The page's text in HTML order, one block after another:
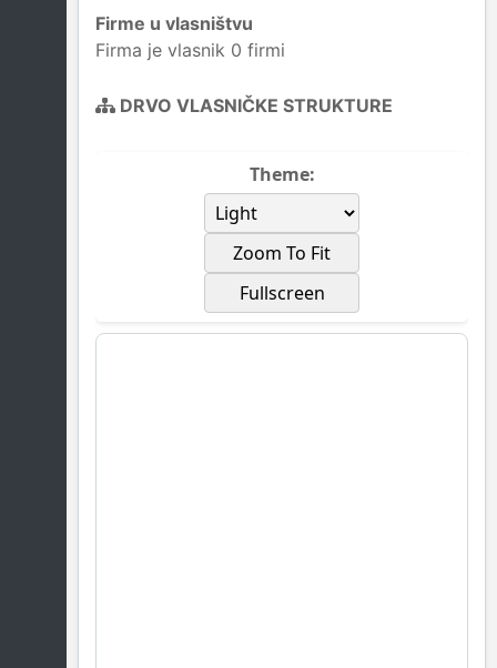
Firme u vlasništvu
Firma je vlasnik 0 firmi
DRVO VLASNIČKE STRUKTURE
Theme:
Zoom To Fit
Fullscreen